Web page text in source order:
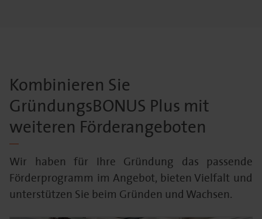
Kombinieren Sie
GründungsBONUS Plus mit
weiteren Förderangeboten
Wir haben für Ihre Gründung das passende
Förderprogramm im Angebot, bieten Vielfalt und
unterstützen Sie beim Gründen und Wachsen.